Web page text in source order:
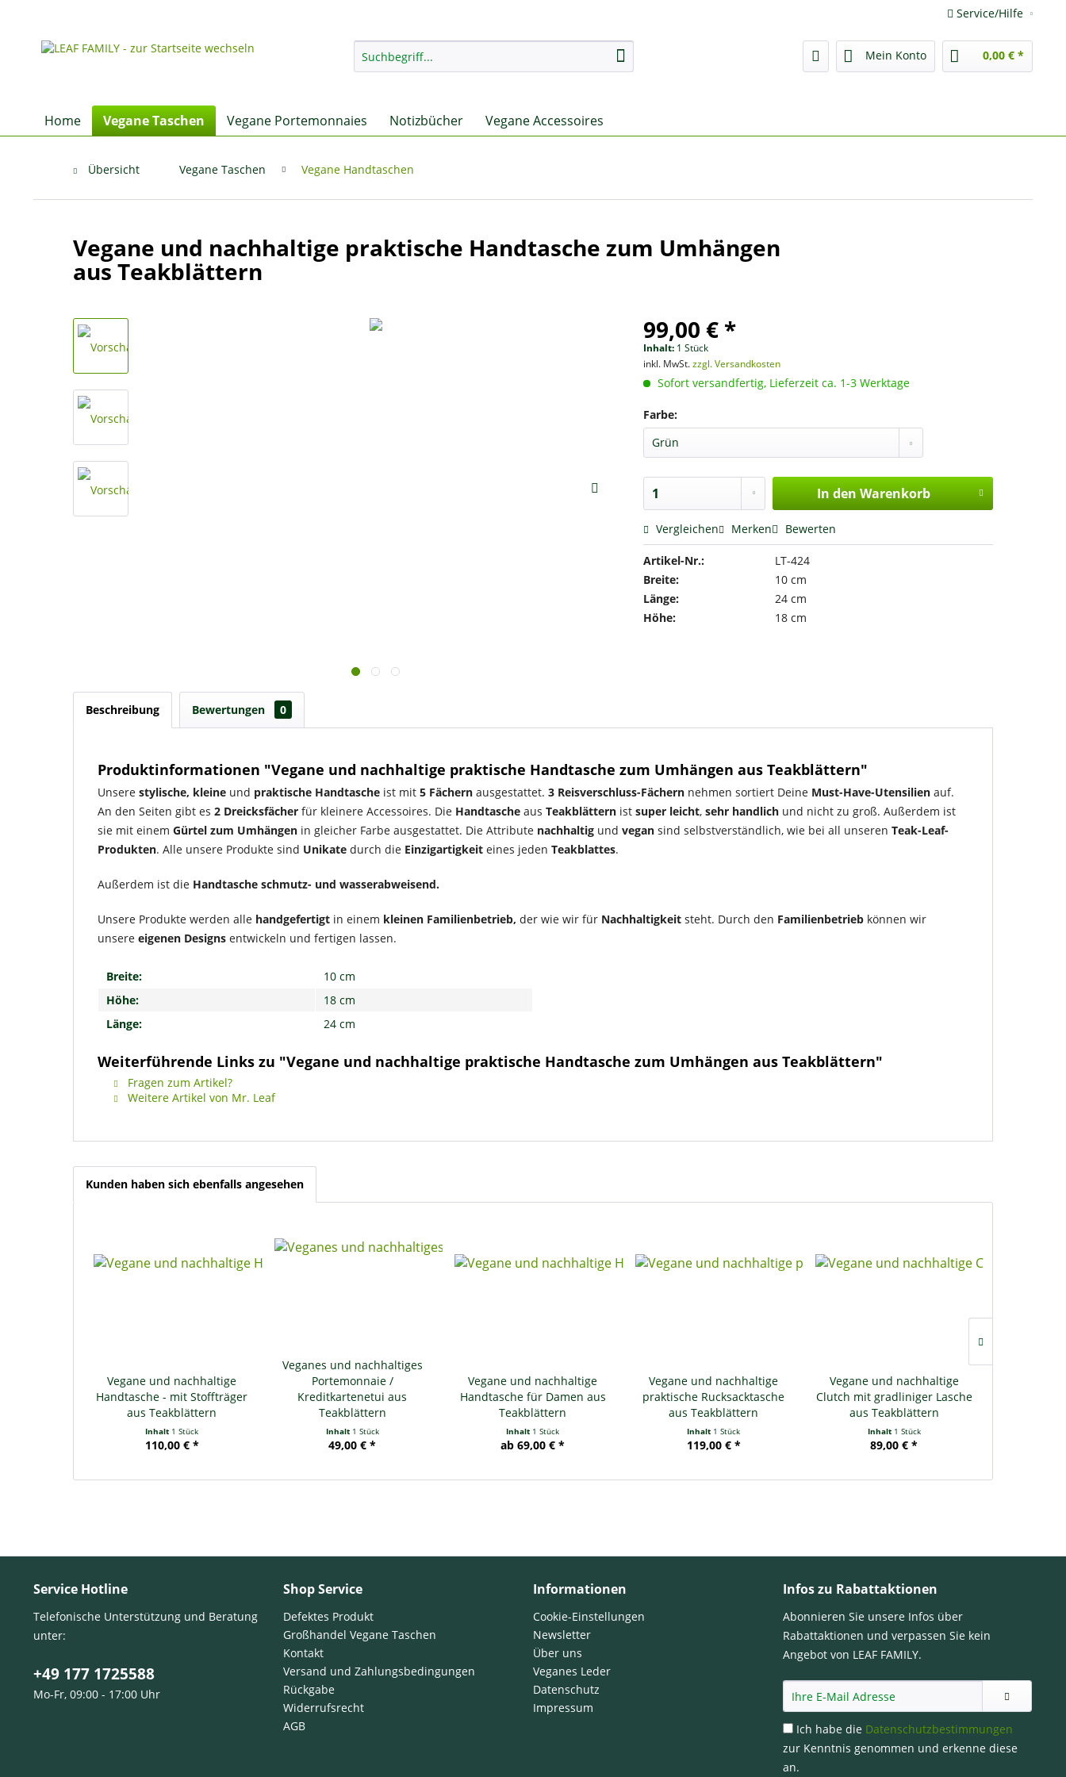
Service/Hilfe
Mein Konto 0,00 € *
Home Vegane Taschen Vegane Portemonnaies Notizbücher Vegane Accessoires
Übersicht Vegane Taschen Vegane Handtaschen
Vegane und nachhaltige praktische Handtasche zum Umhängen
aus Teakblättern
99,00 € *
Inhalt: 1 Stück
inkl. MwSt.zzgl. Versandkosten
Sofort versandfertig, Lieferzeit ca. 1-3 Werktage
Farbe:
In den Warenkorb
Vergleichen Merken Bewerten
Artikel-Nr.:
LT-424
Breite:
10 cm
Länge:
24 cm
Höhe:
18 cm
Beschreibung Bewertungen 0
Produktinformationen "Vegane und nachhaltige praktische Handtasche zum Umhängen aus Teakblättern"
Unsere stylische, kleine und praktische Handtasche ist mit 5 Fächern ausgestattet. 3 Reisverschluss-Fächern nehmen sortiert Deine Must-Have-Utensilien auf.
An den Seiten gibt es 2 Dreicksfächer für kleinere Accessoires. Die Handtasche aus Teakblättern ist super leicht, sehr handlich und nicht zu groß. Außerdem ist
sie mit einem Gürtel zum Umhängen in gleicher Farbe ausgestattet. Die Attribute nachhaltig und vegan sind selbstverständlich, wie bei all unseren Teak-Leaf-
Produkten. Alle unsere Produkte sind Unikate durch die Einzigartigkeit eines jeden Teakblattes.
Außerdem ist die Handtasche schmutz- und wasserabweisend.
Unsere Produkte werden alle handgefertigt in einem kleinen Familienbetrieb, der wie wir für Nachhaltigkeit steht. Durch den Familienbetrieb können wir
unsere eigenen Designs entwickeln und fertigen lassen.
Breite:
10 cm
Höhe:
18 cm
Länge:
24 cm
Weiterführende Links zu "Vegane und nachhaltige praktische Handtasche zum Umhängen aus Teakblättern"
Fragen zum Artikel?
Weitere Artikel von Mr. Leaf
Kunden haben sich ebenfalls angesehen
Vegane und nachhaltige
Handtasche - mit Stoffträger
aus Teakblättern
Inhalt 1 Stück
110,00 € *
Veganes und nachhaltiges
Portemonnaie /
Kreditkartenetui aus
Teakblättern
Inhalt 1 Stück
49,00 € *
Vegane und nachhaltige
Handtasche für Damen aus
Teakblättern
Inhalt 1 Stück
ab 69,00 € *
Vegane und nachhaltige
praktische Rucksacktasche
aus Teakblättern
Inhalt 1 Stück
119,00 € *
Vegane und nachhaltige
Clutch mit gradliniger Lasche
aus Teakblättern
Inhalt 1 Stück
89,00 € *
Service Hotline
Telefonische Unterstützung und Beratung
unter:
+49 177 1725588
Mo-Fr, 09:00 - 17:00 Uhr
Shop Service
Defektes Produkt
Großhandel Vegane Taschen
Kontakt
Versand und Zahlungsbedingungen
Rückgabe
Widerrufsrecht
AGB
Informationen
Cookie-Einstellungen
Newsletter
Über uns
Veganes Leder
Datenschutz
Impressum
Infos zu Rabattaktionen
Abonnieren Sie unsere Infos über
Rabattaktionen und verpassen Sie kein
Angebot von LEAF FAMILY.
Ich habe die Datenschutzbestimmungen
zur Kenntnis genommen und erkenne diese
an.